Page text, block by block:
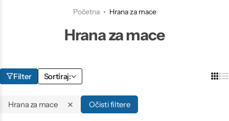
Početna Hrana za mace
Hrana za mace
Filter Sortiraj:
Hrana za mace Očisti filtere
Veterinarstvo